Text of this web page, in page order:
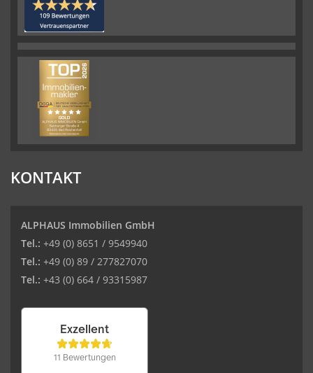
KONTAKT
ALPHAUS Immobilien GmbH
Tel.: +49 (0) 8651 / 9549940
Tel.: +49 (0) 89 / 277827070
Tel.: +43 (0) 664 / 93315987